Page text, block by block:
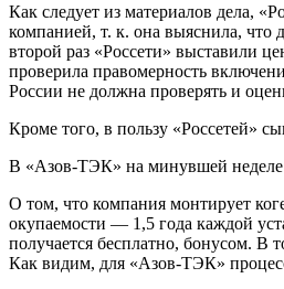
Как следует из материалов дела,
компанией, т. к. она выяснила, что
второй раз «Россети» выставили
проверила правомерность
России не должна проверять и
Кроме того, в пользу «Россетей»
В «Азов-ТЭК» на минувшей неделе
О том, что компания монтирует
окупаемости — 1,5 года каждой
получается бесплатно, бонусом. В
Как видим, для «Азов-ТЭК»